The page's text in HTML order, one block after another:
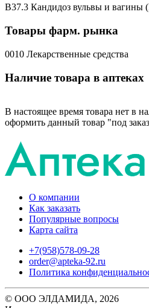
B37.3 Кандидоз вульвы и вагины
Товары фарм. рынка
0010 Лекарственные средства
Наличие товара в аптеках
В настоящее время товара нет в
оформить данный товар "под
О компании
Как заказать
Популярные вопросы
Карта сайта
+7(958)578-09-28
order@apteka-92.ru
Политика
© ООО ЭЛДАМИДА, 2026